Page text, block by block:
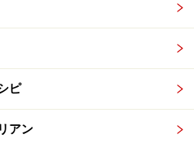
オイルで作ることが多いで
ピ
アン